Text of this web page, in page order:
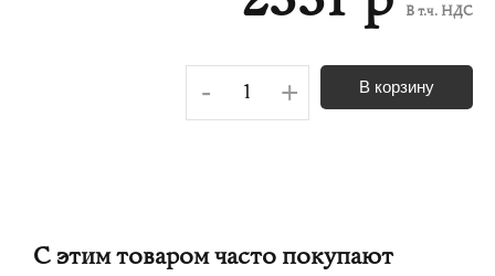
В т.ч. НДС
- + В корзину
С этим товаром часто покупают